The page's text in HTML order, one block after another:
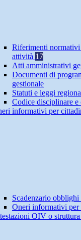
Riferimenti normativi
attività 17
Atti amministrativi
Documenti di
gestionale
Statuti e leggi
Codice disciplinare e
informativi per
Scadenzario
Oneri informativi per
OIV o struttura